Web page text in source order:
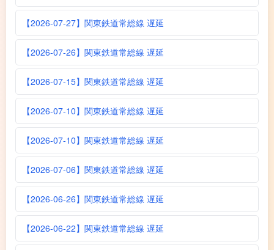
【2026-07-27】関東鉄道常総線 遅延
【2026-07-26】関東鉄道常総線 遅延
【2026-07-15】関東鉄道常総線 遅延
【2026-07-10】関東鉄道常総線 遅延
【2026-07-10】関東鉄道常総線 遅延
【2026-07-06】関東鉄道常総線 遅延
【2026-06-26】関東鉄道常総線 遅延
【2026-06-22】関東鉄道常総線 遅延